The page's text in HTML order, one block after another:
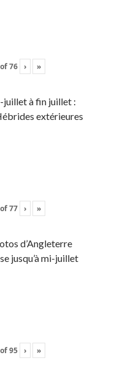
of76 › »
juillet à fin juillet :
extérieures
of77 › »
d’Angleterre
jusqu’à mi-juillet
of95 › »